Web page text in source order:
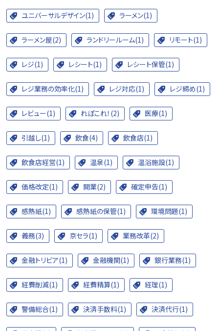
ユニバーサルデザイン(1) ラーメン(1)
ラーメン屋(2) ランドリールーム(1) リモート(1)
レジ(1) レシート(1) レシート保管(1)
レジ業務の効率化(1) レジ対応(1) レジ締め(1)
レビュー(1) れぽこれ！(2) 医療(1)
引越し(1) 飲食(4) 飲食店(1)
飲食店経営(1) 温泉(1) 温浴施設(1)
価格改定(1) 開業(2) 確定申告(1)
感熱紙(1) 感熱紙の保管(1) 環境問題(1)
義務(3) 京セラ(1) 業務改革(2)
金融トリビア(1) 金融機関(1) 銀行業務(1)
経費削減(1) 経費精算(1) 経理(1)
警備総合(1) 決済手数料(1) 決済代行(1)